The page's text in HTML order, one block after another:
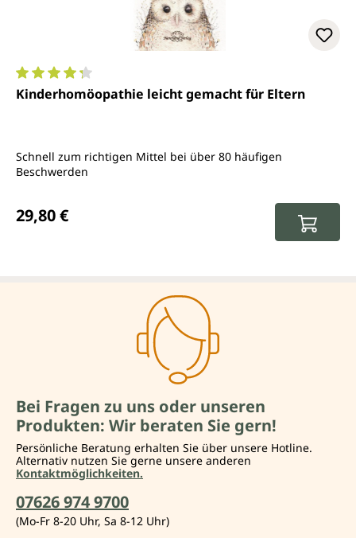
Durchschnittliche Bewertung von 4.2 von 5 Sternen
Kinderhomöopathie leicht gemacht für Eltern
Schnell zum richtigen Mittel bei über 80 häufigen
Beschwerden
29,80 €
Bei Fragen zu uns oder unseren
Produkten: Wir beraten Sie gern!
Persönliche Beratung erhalten Sie über unsere Hotline.
Alternativ nutzen Sie gerne unsere anderen
Kontaktmöglichkeiten.
07626 974 9700
(Mo-Fr 8-20 Uhr, Sa 8-12 Uhr)